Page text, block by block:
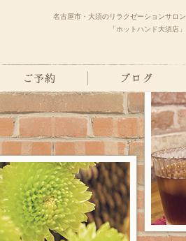
名古屋市・大須のリラクゼーションサロン
「ホットハンド大須店」